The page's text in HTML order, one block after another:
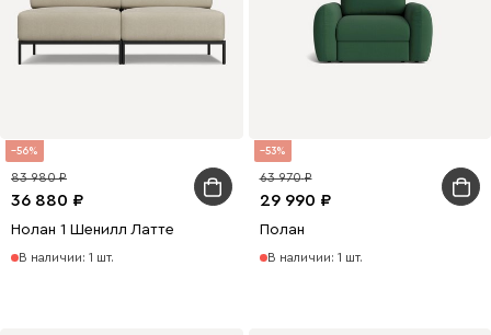
56
36 880
83 980
Нолан 1 Шенилл Латте
В наличии: 1 шт.
53
29 990
63 970
Полан
В наличии: 1 шт.